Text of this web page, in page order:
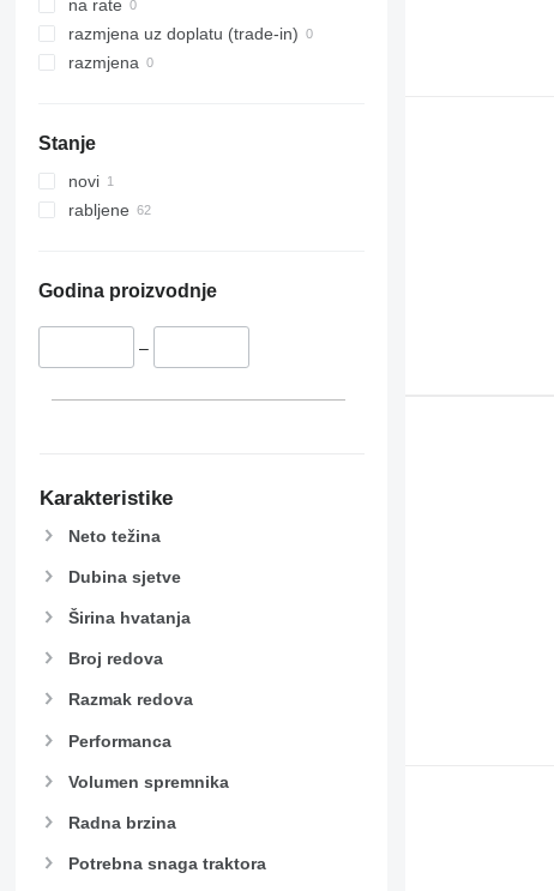
na rate
razmjena uz doplatu (trade-in)
razmjena
Stanje
novi
rabljene
Godina proizvodnje
–
Karakteristike
Neto težina
Dubina sjetve
Širina hvatanja
Broj redova
Razmak redova
Performanca
Volumen spremnika
Radna brzina
Potrebna snaga traktora